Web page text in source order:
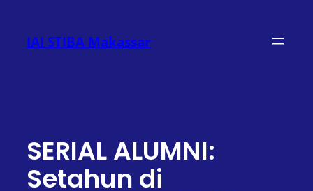
konten
IAI STIBA Makassar
SERIAL ALUMNI:
Setahun di